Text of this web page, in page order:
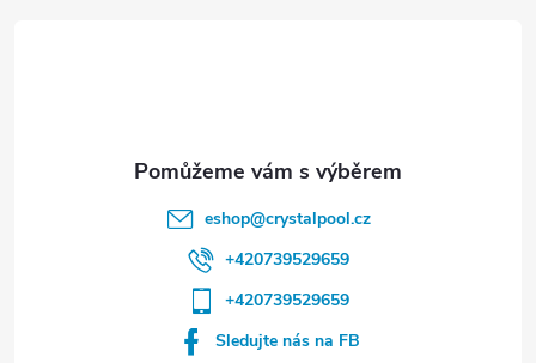
eshop@crystalpool.cz
+420739529659
+420739529659
Sledujte nás na FB